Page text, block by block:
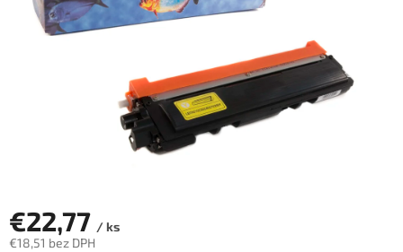
€22,77 / ks
€18,51 bez DPH